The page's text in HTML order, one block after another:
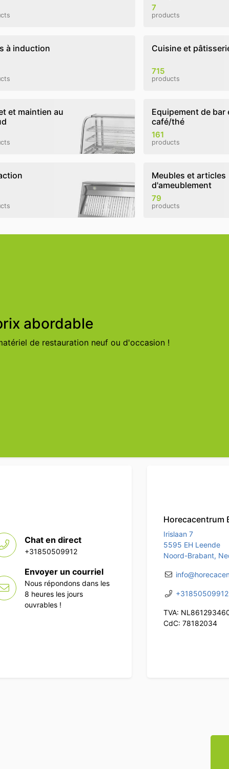
7
products
à induction Cuisine et
715
products
et maintien au
Equipement de bar
café/thé
161
products
Meubles et articles
d'ameublement
79
products
abordable
de restauration neuf ou d'occasion !
Chat en direct
+31850509912
Envoyer un courriel
Nous répondons dans les
8 heures les jours
ouvrables !
Horecacentrum
Irislaan 7
5595 EH Leende
Noord-Brabant,
+31850509912
TVA:
CdC: 78182034